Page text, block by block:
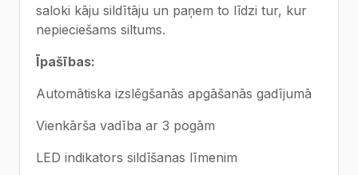
saloki kāju sildītāju un paņem to līdzi tur, kur
nepieciešams siltums.
Īpašības:
Automātiska izslēgšanās apgāšanās gadījumā
Vienkārša vadība ar 3 pogām
LED indikators sildīšanas līmenim